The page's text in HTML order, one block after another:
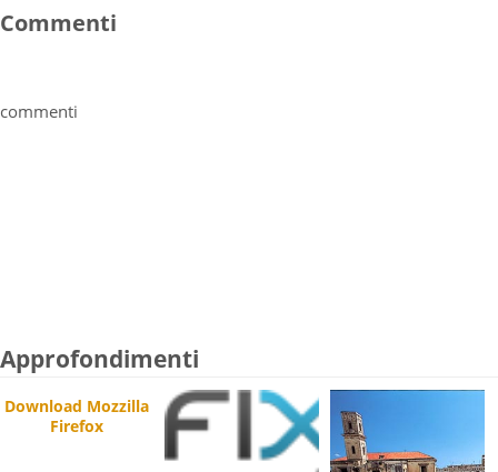
Commenti
commenti
Approfondimenti
Download Mozzilla
Firefox